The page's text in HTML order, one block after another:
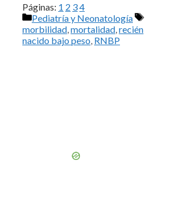
Páginas: 1 2 34
Categorías
Pediatría y Neonatología
Etiquetas
morbilidad mortalidad recién
nacido bajo peso RNBP